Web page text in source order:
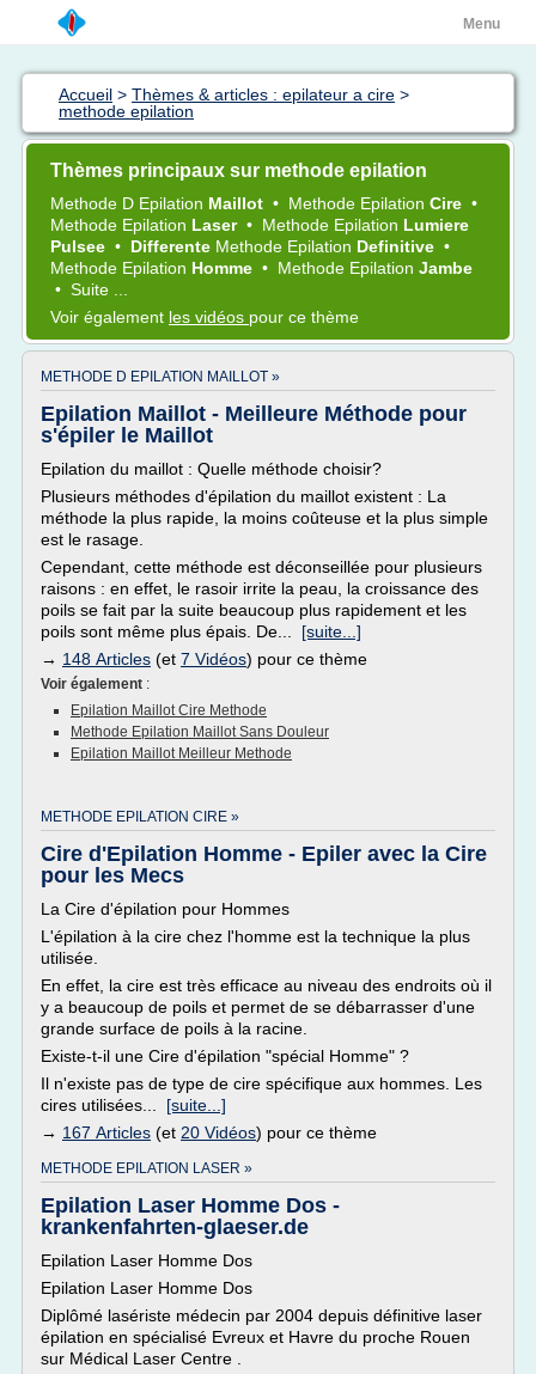
Menu
Accueil > Thèmes & articles : epilateur a cire >
methode epilation
Thèmes principaux sur methode epilation
Methode D Epilation Maillot • Methode Epilation Cire •
Methode Epilation Laser • Methode Epilation Lumiere
Pulsee • Differente Methode Epilation Definitive •
Methode Epilation Homme • Methode Epilation Jambe
• Suite ...
Voir également les vidéos pour ce thème
METHODE D EPILATION MAILLOT »
Epilation Maillot - Meilleure Méthode pour
s'épiler le Maillot
Epilation du maillot : Quelle méthode choisir?
Plusieurs méthodes d'épilation du maillot existent : La
méthode la plus rapide, la moins coûteuse et la plus simple
est le rasage.
Cependant, cette méthode est déconseillée pour plusieurs
raisons : en effet, le rasoir irrite la peau, la croissance des
poils se fait par la suite beaucoup plus rapidement et les
poils sont même plus épais. De... [suite...]
→ 148 Articles (et 7 Vidéos) pour ce thème
Voir également :
Epilation Maillot Cire Methode
Methode Epilation Maillot Sans Douleur
Epilation Maillot Meilleur Methode
METHODE EPILATION CIRE »
Cire d'Epilation Homme - Epiler avec la Cire
pour les Mecs
La Cire d'épilation pour Hommes
L'épilation à la cire chez l'homme est la technique la plus
utilisée.
En effet, la cire est très efficace au niveau des endroits où il
y a beaucoup de poils et permet de se débarrasser d'une
grande surface de poils à la racine.
Existe-t-il une Cire d'épilation "spécial Homme" ?
Il n'existe pas de type de cire spécifique aux hommes. Les
cires utilisées... [suite...]
→ 167 Articles (et 20 Vidéos) pour ce thème
METHODE EPILATION LASER »
Epilation Laser Homme Dos -
krankenfahrten-glaeser.de
Epilation Laser Homme Dos
Epilation Laser Homme Dos
Diplômé lasériste médecin par 2004 depuis définitive laser
épilation en spécialisé Evreux et Havre du proche Rouen
sur Médical Laser Centre .